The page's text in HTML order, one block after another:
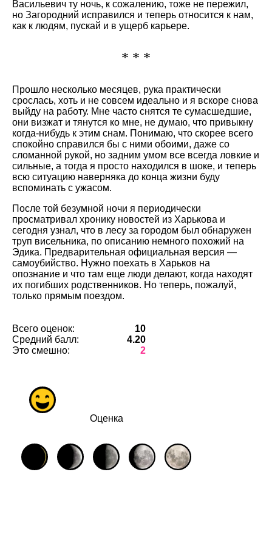
Васильевич ту ночь, к сожалению, тоже не пережил,
но Загородний исправился и теперь относится к нам,
как к людям, пускай и в ущерб карьере.
* * *
Прошло несколько месяцев, рука практически
срослась, хоть и не совсем идеально и я вскоре снова
выйду на работу. Мне часто снятся те сумасшедшие,
они визжат и тянутся ко мне, не думаю, что привыкну
когда-нибудь к этим снам. Понимаю, что скорее всего
спокойно справился бы с ними обоими, даже со
сломанной рукой, но задним умом все всегда ловкие и
сильные, а тогда я просто находился в шоке, и теперь
всю ситуацию наверняка до конца жизни буду
вспоминать с ужасом.
После той безумной ночи я периодически
просматривал хронику новостей из Харькова и
сегодня узнал, что в лесу за городом был обнаружен
труп висельника, по описанию немного похожий на
Эдика. Предварительная официальная версия —
самоубийство. Нужно поехать в Харьков на
опознание и что там еще люди делают, когда находят
их погибших родственников. Но теперь, пожалуй,
только прямым поездом.
Всего оценок:
10
Средний балл:
4.20
Это смешно:
2
Оценка